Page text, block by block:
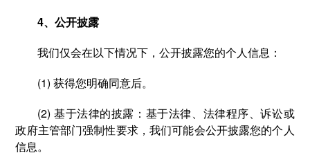
4、公开披露
我们仅会在以下情况下，公开披露您的个人信息：
(1) 获得您明确同意后。
(2) 基于法律的披露：基于法律、法律程序、诉讼或
政府主管部门强制性要求，我们可能会公开披露您的个人
信息。